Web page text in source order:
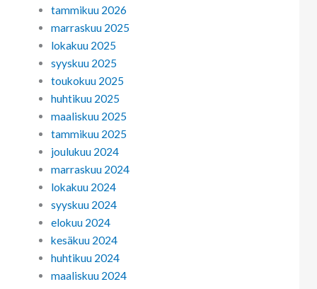
tammikuu 2026
marraskuu 2025
lokakuu 2025
syyskuu 2025
toukokuu 2025
huhtikuu 2025
maaliskuu 2025
tammikuu 2025
joulukuu 2024
marraskuu 2024
lokakuu 2024
syyskuu 2024
elokuu 2024
kesäkuu 2024
huhtikuu 2024
maaliskuu 2024